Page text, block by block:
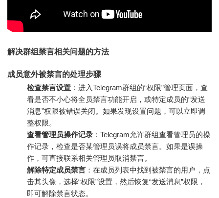
解决群组禁言相关问题的方法
成员意外被禁言的处理步骤
检查禁言设置 ：进入Telegram群组的“权限”管理页面，查
看是否不小心将全员禁言功能开启，或特定成员的“发送
消息”权限被错误关闭。如果发现设置问题，可以立即调
整权限。
查看管理员操作记录 ：Telegram允许群组查看管理员的操
作记录，检查是否某管理员误将成员禁言。如果是误操
作，可直接联系相关管理员取消禁言。
解除特定成员禁言 ：在成员列表中找到被禁言的用户，点
击其头像，选择“权限”设置，然后恢复“发送消息”权限，
即可解除禁言状态。